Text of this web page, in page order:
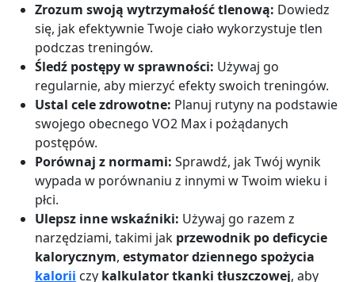
Zrozum swoją wytrzymałość tlenową: Dowiedz
się, jak efektywnie Twoje ciało wykorzystuje tlen
podczas treningów.
Śledź postępy w sprawności: Używaj go
regularnie, aby mierzyć efekty swoich treningów.
Ustal cele zdrowotne: Planuj rutyny na podstawie
swojego obecnego VO2 Max i pożądanych
postępów.
Porównaj z normami: Sprawdź, jak Twój wynik
wypada w porównaniu z innymi w Twoim wieku i
płci.
Ulepsz inne wskaźniki: Używaj go razem z
narzędziami, takimi jak przewodnik po deficycie
kalorycznym, estymator dziennego spożycia
kalorii czy kalkulator tkanki tłuszczowej, aby